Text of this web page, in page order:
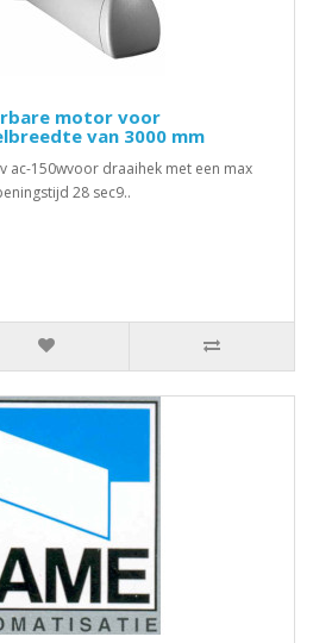
motor voor
van 3000 mm
ac-150wvoor draaihek met een max
28 sec9..